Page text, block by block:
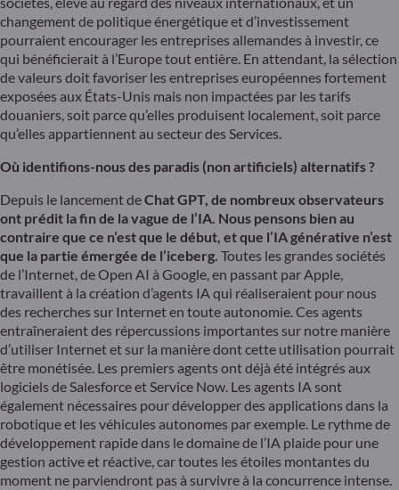
changement de politique énergétique et d’investissement
pourraient encourager les entreprises allemandes à investir, ce
qui bénéficierait à l’Europe tout entière. En attendant, la sélection
de valeurs doit favoriser les entreprises européennes fortement
exposées aux États-Unis mais non impactées par les tarifs
douaniers, soit parce qu’elles produisent localement, soit parce
qu’elles appartiennent au secteur des Services.
Où identifions-nous des paradis (non artificiels) alternatifs ?
Depuis le lancement deChat GPT, de nombreux observateurs
ont prédit la fin de la vague de l’IA. Nous pensons bien au
contraire que ce n’est que le début, et que l’IA générative n’est
que la partie émergée de l’iceberg. Toutes les grandes sociétés
de l’Internet, de Open AI à Google, en passant par Apple,
travaillent à la création d’agents IA qui réaliseraient pour nous
des recherches sur Internet en toute autonomie. Ces agents
entraîneraient des répercussions importantes sur notre manière
d’utiliser Internet et sur la manière dont cette utilisation pourrait
être monétisée. Les premiers agents ont déjà été intégrés aux
logiciels de Salesforce et Service Now. Les agents IA sont
également nécessaires pour développer des applications dans la
robotique et les véhicules autonomes par exemple. Le rythme de
développement rapide dans le domaine de l’IA plaide pour une
gestion active et réactive, car toutes les étoiles montantes du
moment ne parviendront pas à survivre à la concurrence intense.